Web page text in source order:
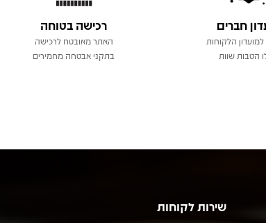
חברים
הלקוחות
הטבות שוות
רכישה בטוחה
האתר מאובטח לרכישה
בתקני אבטחה מחמירים
שירות לקוחות